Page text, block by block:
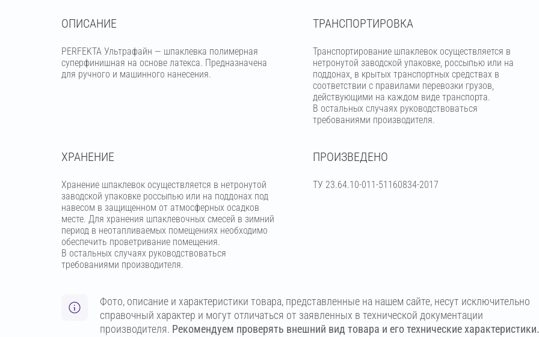
OПИСАНИЕ
PERFEKTA Ультрафайн — шпаклевка полимерная
суперфинишная на основе латекса. Предназначена
для ручного и машинного нанесения.
ТРАНСПОРТИРОВКА
Транспортирование шпаклевок осуществляется в
нетронутой заводской упаковке, россыпью или на
поддонах, в крытых транспортных средствах в
соответствии с правилами перевозки грузов,
действующими на каждом виде транспорта.
В остальных случаях руководствоваться
требованиями производителя.
ХРАНЕНИЕ
Хранение шпаклевок осуществляется в нетронутой
заводской упаковке россыпью или на поддонах под
навесом в защищенном от атмосферных осадков
месте. Для хранения шпаклевочных смесей в зимний
период в неотапливаемых помещениях необходимо
обеспечить проветривание помещения.
В остальных случаях руководствоваться
требованиями производителя.
ПРОИЗВЕДЕНО
ТУ 23.64.10-011-51160834-2017
Фото, описание и характеристики товара, представленные на нашем сайте, несут исключительно
справочный характер и могут отличаться от заявленных в технической документации
производителя. Рекомендуем проверять внешний вид товара и его технические характеристики.